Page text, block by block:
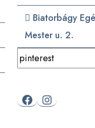
Biatorbágy
Mester u. 2.
Keresés
FacebookInstagram